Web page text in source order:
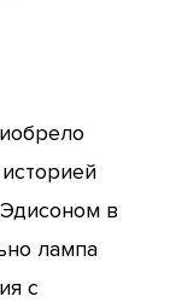
в
лампа
с